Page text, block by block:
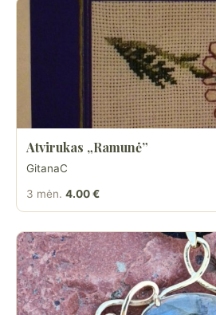
Atvirukas „Ramunė”
GitanaC
3 mėn. 4.00 €